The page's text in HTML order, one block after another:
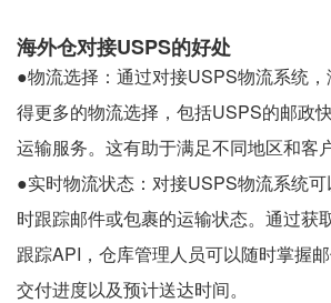
海外仓对接USPS的好处
●物流选择：通过对接USPS物流系统
得更多的物流选择，包括USPS的邮政
运输服务。这有助于满足不同地区和客
●实时物流状态：对接USPS物流系统
时跟踪邮件或包裹的运输状态。通过获
跟踪API，仓库管理人员可以随时掌握邮
交付进度以及预计送达时间。